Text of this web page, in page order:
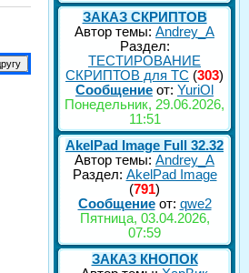
ЗАКАЗ СКРИПТОВ
Автор темы: Andrey_A
Раздел:
ТЕСТИРОВАНИЕ
СКРИПТОВ для TC (303)
Сообщение от: YuriOl
Понедельник, 29.06.2026,
11:51
AkelPad Image Full 32.32
Автор темы: Andrey_A
Раздел: AkelPad Image
(791)
Сообщениеот: qwe2
Пятница, 03.04.2026,
07:59
ЗАКАЗ КНОПОК